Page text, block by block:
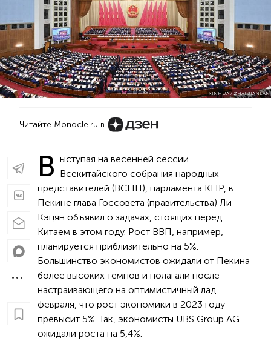
XINHUA / ZHAI JIANLAN
Читайте Monocle.ru в
В ыступая на весенней сессии
Всекитайского собрания народных
представителей (ВСНП), парламента КНР, в
Пекине глава Госсовета (правительства) Ли
Кэцян объявил о задачах, стоящих перед
Китаем в этом году. Рост ВВП, например,
планируется приблизительно на 5%.
Большинство экономистов ожидали от Пекина
более высоких темпов и полагали после
настраивающего на оптимистичный лад
февраля, что рост экономики в 2023 году
превысит 5%. Так, экономисты UBS Group AG
ожидали роста на 5,4%.